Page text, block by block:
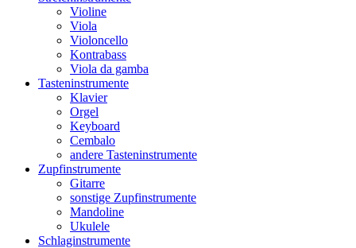
Violine
Viola
Violoncello
Kontrabass
Viola da gamba
Tasteninstrumente
Klavier
Orgel
Keyboard
Cembalo
andere Tasteninstrumente
Zupfinstrumente
Gitarre
sonstige Zupfinstrumente
Mandoline
Ukulele
Schlaginstrumente